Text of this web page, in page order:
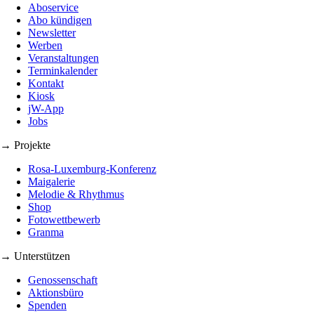
Aboservice
Abo kündigen
Newsletter
Werben
Veranstaltungen
Terminkalender
Kontakt
Kiosk
jW-App
Jobs
→ Projekte
Rosa-Luxemburg-Konferenz
Maigalerie
Melodie & Rhythmus
Shop
Fotowettbewerb
Granma
→ Unterstützen
Genossenschaft
Aktionsbüro
Spenden